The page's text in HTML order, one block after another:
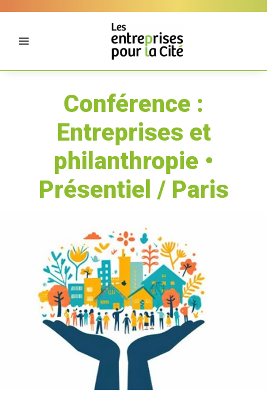
Conférence :
Entreprises et
philanthropie •
Présentiel / Paris